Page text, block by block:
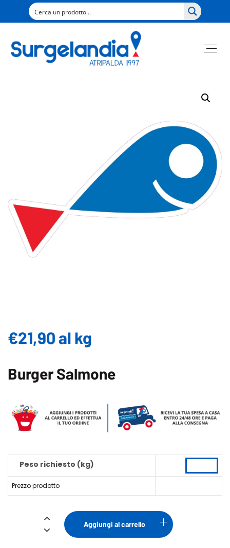
€21,90al kg
Burger Salmone
Peso richiesto (kg)
Prezzo prodotto
Aggiungi al carrello